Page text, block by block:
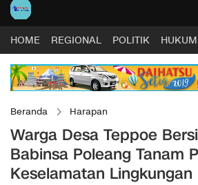
HOME REGIONAL POLITIK
Beranda Harapan
Warga Desa Teppoe
Babinsa Poleang Tanam
Keselamatan Lingkungan